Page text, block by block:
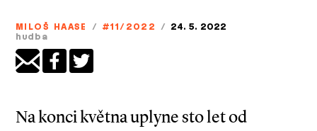
MILOŠ HAASE / #11/2022 / 24. 5. 2022
hudba
Na konci května uplyne sto let od